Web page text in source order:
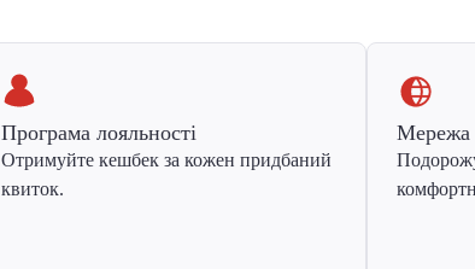
Програма лояльності
Отримуйте кешбек за кожен придбаний
квиток.
Мережа